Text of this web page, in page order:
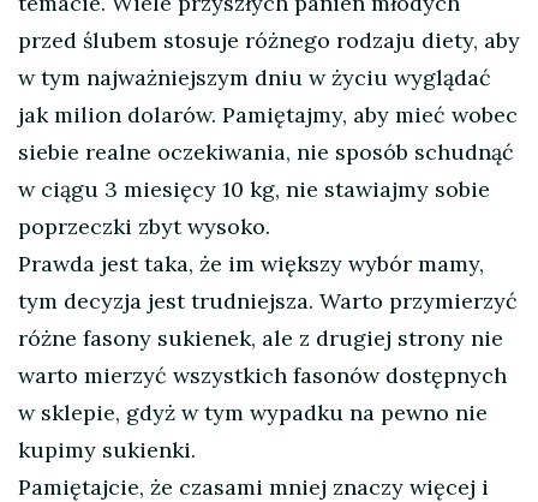
przed ślubem stosuje różnego rodzaju diety, aby
w tym najważniejszym dniu w życiu wyglądać
jak milion dolarów. Pamiętajmy, aby mieć wobec
siebie realne oczekiwania, nie sposób schudnąć
w ciągu 3 miesięcy 10 kg, nie stawiajmy sobie
poprzeczki zbyt wysoko.
Prawda jest taka, że im większy wybór mamy,
tym decyzja jest trudniejsza. Warto przymierzyć
różne fasony sukienek, ale z drugiej strony nie
warto mierzyć wszystkich fasonów dostępnych
w sklepie, gdyż w tym wypadku na pewno nie
kupimy sukienki.
Pamiętajcie, że czasami mniej znaczy więcej i